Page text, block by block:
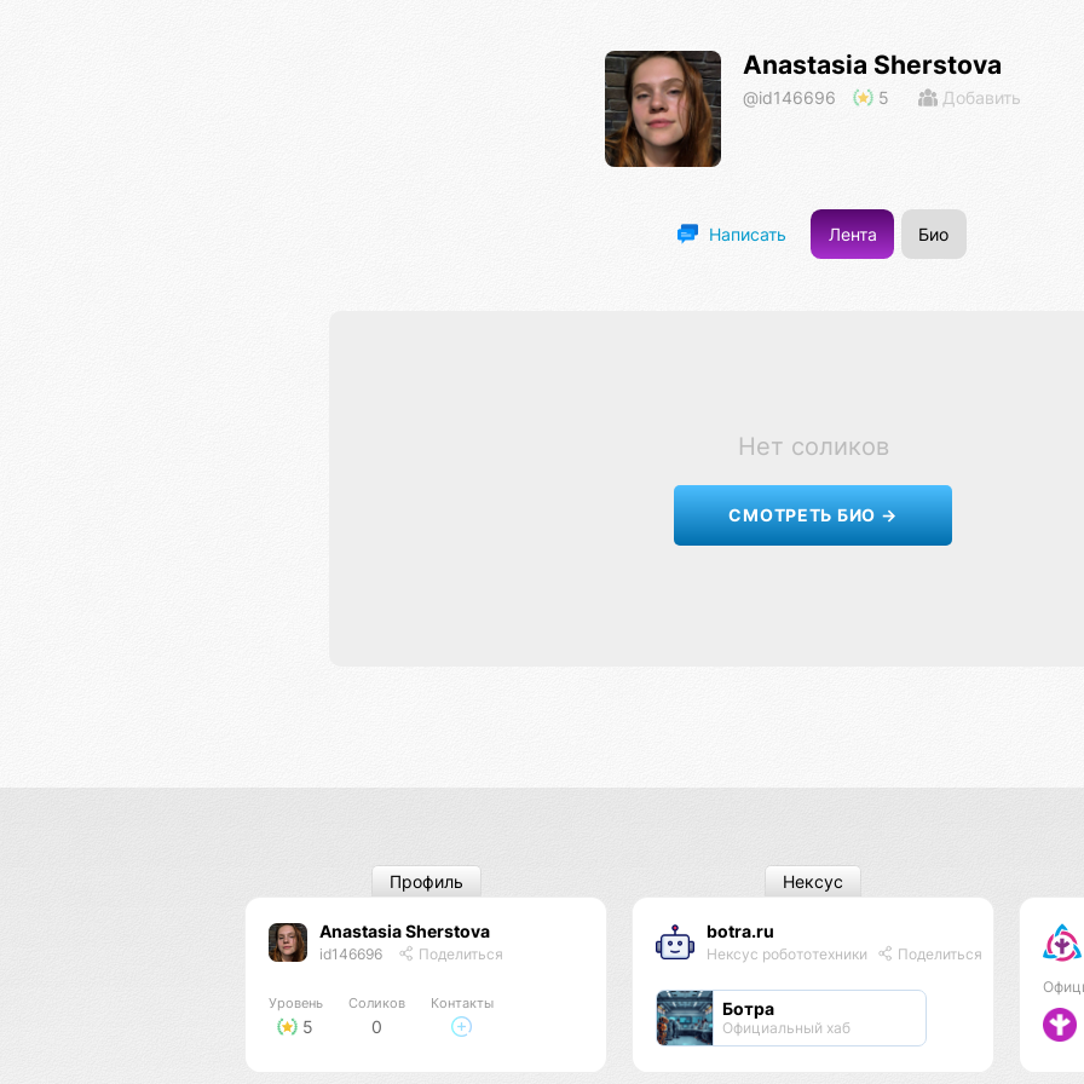
Anastasia Sherstova
@id146696 5 Добавить
Написать Лента Био
Нет соликов
СМОТРЕТЬ БИО →
Anastasia Sherstova
id146696 Поделиться
Уровень
5
Соликов
0
Контакты
Профиль
botra.ru
Нексус робототехники Поделиться
Ботра
Официальный хаб
Нексус